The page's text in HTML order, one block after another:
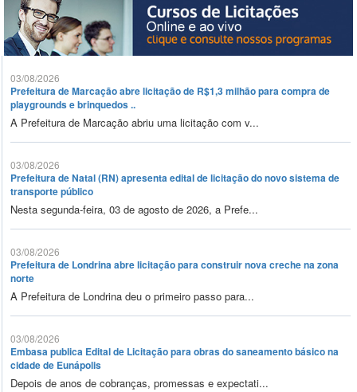
03/08/2026
Prefeitura de Marcação abre licitação de R$1,3 milhão para compra de
playgrounds e brinquedos ..
A Prefeitura de Marcação abriu uma licitação com v...
03/08/2026
Prefeitura de Natal (RN) apresenta edital de licitação do novo sistema de
transporte público
Nesta segunda-feira, 03 de agosto de 2026, a Prefe...
03/08/2026
Prefeitura de Londrina abre licitação para construir nova creche na zona
norte
A Prefeitura de Londrina deu o primeiro passo para...
03/08/2026
Embasa publica Edital de Licitação para obras do saneamento básico na
cidade de Eunápolis
Depois de anos de cobranças, promessas e expectati...